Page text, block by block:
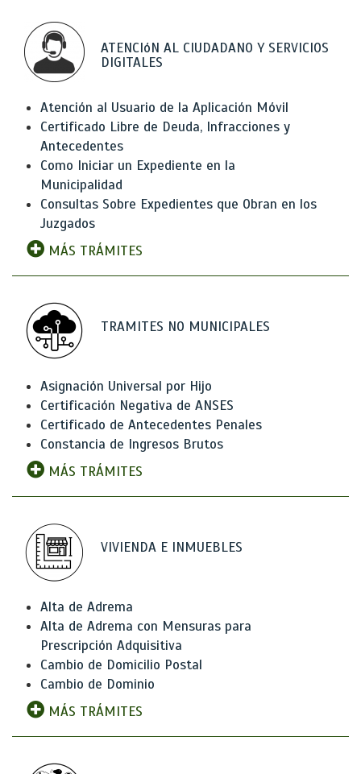
ATENCIóN AL CIUDADANO Y SERVICIOS
DIGITALES
Atención al Usuario de la Aplicación Móvil
Certificado Libre de Deuda, Infracciones y
Antecedentes
Como Iniciar un Expediente en la
Municipalidad
Consultas Sobre Expedientes que Obran en los
Juzgados
MÁS TRÁMITES
TRAMITES NO MUNICIPALES
Asignación Universal por Hijo
Certificación Negativa de ANSES
Certificado de Antecedentes Penales
Constancia de Ingresos Brutos
MÁS TRÁMITES
VIVIENDA E INMUEBLES
Alta de Adrema
Alta de Adrema con Mensuras para
Prescripción Adquisitiva
Cambio de Domicilio Postal
Cambio de Dominio
MÁS TRÁMITES